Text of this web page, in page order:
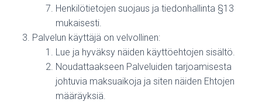
Henkilötietojen suojaus ja tiedonhallinta §13
mukaisesti.
Palvelun käyttäjä on velvollinen:
Lue ja hyväksy näiden käyttöehtojen sisältö.
Noudattaakseen Palveluiden tarjoamisesta
johtuvia maksuaikoja ja siten näiden Ehtojen
määräyksiä.